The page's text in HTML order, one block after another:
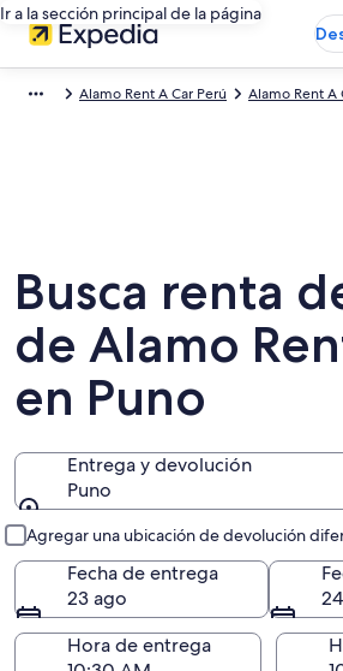
Ir a la sección principal de la página
Alamo Rent A Car Perú Alamo Rent A
Busca renta
de Alamo
en Puno
Entrega y devolución
Puno
Agregar una ubicación de devolución
Fecha de entrega
23 ago
Hora de entrega